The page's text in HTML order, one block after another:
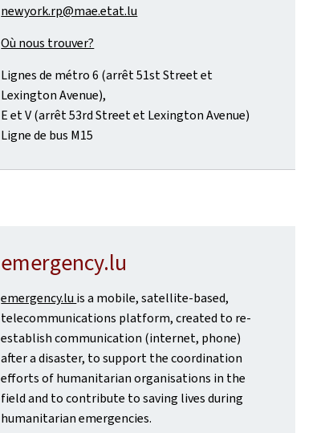
newyork.rp@mae.etat.lu
Où nous trouver?
Lignes de métro 6 (arrêt 51st Street et
Lexington Avenue),
E et V (arrêt 53rd Street et Lexington Avenue)
Ligne de bus M15
emergency.lu
emergency.lu is a mobile, satellite-based,
telecommunications platform, created to re-
establish communication (internet, phone)
after a disaster, to support the coordination
efforts of humanitarian organisations in the
field and to contribute to saving lives during
humanitarian emergencies.